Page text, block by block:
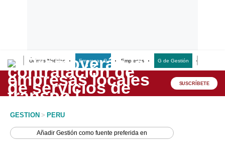
Últimas Noticias Empresas G Empresas G de Gestión
Lo último
Peru Quiosco SUSCRÍBETE
GESTION > PERU
AñadirGestión como fuente preferida en